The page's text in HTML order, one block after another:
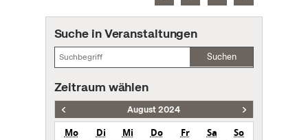
Suche in Veranstaltungen
Suchen
Zeitraum wählen
August 2024
Mo Di Mi Do Fr Sa
So